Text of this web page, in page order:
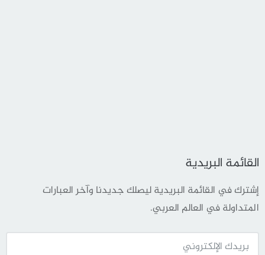
القائمة البريدية
إشترك في القائمة البريدية ليصلك جديدنا وآخر العبارات
المتداولة في العالم العربي.